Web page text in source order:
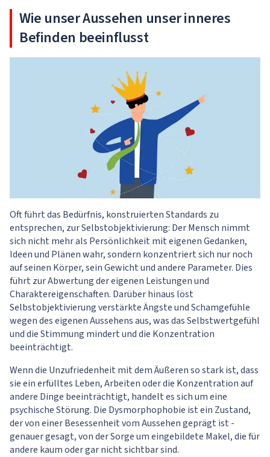
Wie unser Aussehen unser inneres
Befinden beeinflusst
Oft führt das Bedürfnis, konstruierten Standards zu
entsprechen, zur Selbstobjektivierung: Der Mensch nimmt
sich nicht mehr als Persönlichkeit mit eigenen Gedanken,
Ideen und Plänen wahr, sondern konzentriert sich nur noch
auf seinen Körper, sein Gewicht und andere Parameter. Dies
führt zur Abwertung der eigenen Leistungen und
Charaktereigenschaften. Darüber hinaus löst
Selbstobjektivierung verstärkte Ängste und Schamgefühle
wegen des eigenen Aussehens aus, was das Selbstwertgefühl
und die Stimmung mindert und die Konzentration
beeinträchtigt.
Wenn die Unzufriedenheit mit dem Äußeren so stark ist, dass
sie ein erfülltes Leben, Arbeiten oder die Konzentration auf
andere Dinge beeinträchtigt, handelt es sich um eine
psychische Störung. Die Dysmorphophobie ist ein Zustand,
der von einer Besessenheit vom Aussehen geprägt ist -
genauer gesagt, von der Sorge um eingebildete Makel, die für
andere kaum oder gar nicht sichtbar sind.